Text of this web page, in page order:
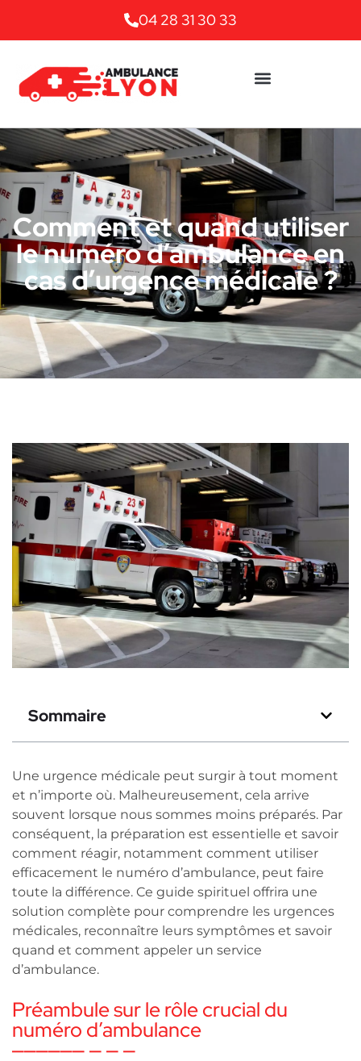
04 28 31 30 33
Comment et quand utiliser
le numéro d’ambulance en
cas d’urgence médicale ?
Sommaire
Une urgence médicale peut surgir à tout moment
et n’importe où. Malheureusement, cela arrive
souvent lorsque nous sommes moins préparés. Par
conséquent, la préparation est essentielle et savoir
comment réagir, notamment comment utiliser
efficacement le numéro d’ambulance, peut faire
toute la différence. Ce guide spirituel offrira une
solution complète pour comprendre les urgences
médicales, reconnaître leurs symptômes et savoir
quand et comment appeler un service
d’ambulance.
Préambule sur le rôle crucial du
numéro d’ambulance